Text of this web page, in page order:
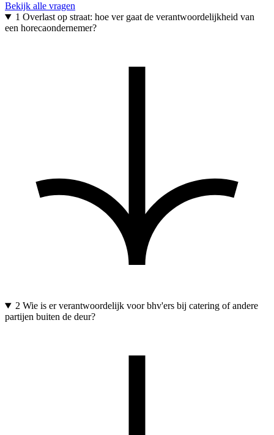
Bekijk alle vragen
1 Overlast op straat: hoe ver gaat de verantwoordelijkheid van
een horecaondernemer?
2 Wie is er verantwoordelijk voor bhv'ers bij catering of andere
partijen buiten de deur?